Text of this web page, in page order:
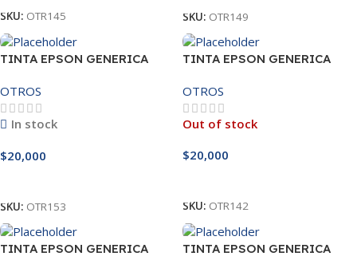
SKU: OTR145
SKU: OTR149
TINTA EPSON GENERICA
OTROS
In stock
$20,000
SKU: OTR153
TINTA EPSON GENERICA
OTROS
Out of stock
$20,000
SKU: OTR142
TINTA EPSON GENERICA
TINTA EPSON GENERICA